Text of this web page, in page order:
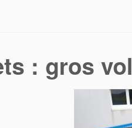
: gros